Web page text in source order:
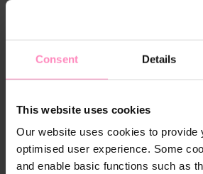
Consent Details
This website uses cookies
Our website uses cookies to provide
optimised user experience. Some
and enable basic functions such as